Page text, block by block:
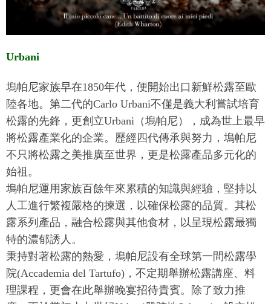
Urbani
塢帕尼家族早在1850年代，便開始出口新鮮松露至歐
陸各地。第二代的Carlo Urbani不僅是義大利嘗試培育
松露的先鋒，更創立Urbani（塢帕尼），成為世上最早
將松露產業化的企業。歷經四代傳承與努力，塢帕尼
不只將松露之美推廣至世界，更是松露產品多元化的
始祖。
塢帕尼運用家族百餘年來累積的知識與經驗，堅持以
人工進行繁複嚴格的揀選，以確保松露的品質。其松
露系列產品，融合松露與其他食材，以呈現松露最獨
特的濃郁誘人。
秉持對著松露的熱愛，塢帕尼設有全球第一間松露學
院(Accademia del Tartufo)，不定期舉辦松露講座、料
理課程，更會在此舉辦晚宴招待貴賓。除了致力推